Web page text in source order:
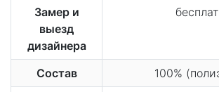
Замер и
выезд
дизайнера
Состав
100%